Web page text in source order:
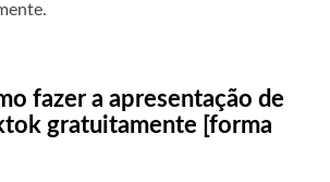
fazer a apresentação de
gratuitamente [forma